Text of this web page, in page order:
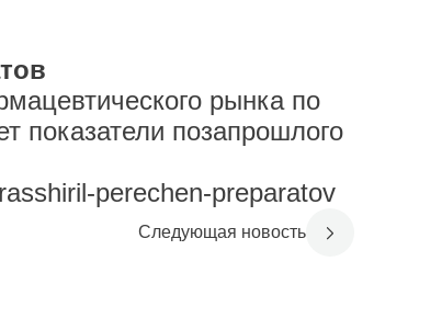
рынка по
показатели позапрошлого
perechen-preparatov
Следующая новость